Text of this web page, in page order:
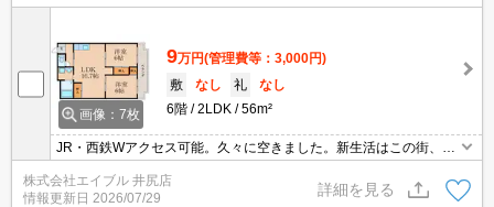
感が出る、全居室フローリングの物件です。
画像：7枚
9万円(管理費等：3,000円)
敷
なし 礼
なし
6階
2LDK 56m²
JR・西鉄Wアクセス可能。久々に空きました。新生活はこの街、こ
の部屋から。
株式会社エイブル 井尻店
情報更新日 2026/07/29
詳細を見る